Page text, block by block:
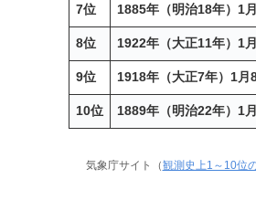
7位 1885年（明治18年）1
8位 1922年（大正11年）1
9位 1918年（大正7年）1月
10位 1889年（明治22年）1
気象庁サイト（観測史上1～10位